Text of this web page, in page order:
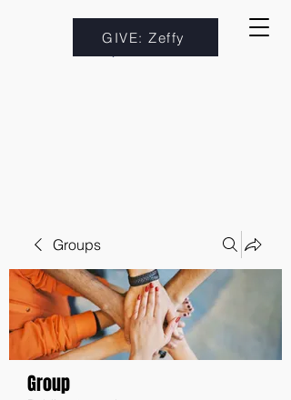
GIVE: Zeffy
Groups
Group